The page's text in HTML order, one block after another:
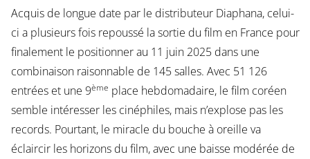
Acquis de longue date par le distributeur Diaphana, celui-
ci a plusieurs fois repoussé la sortie du film en France pour
finalement le positionner au 11 juin 2025 dans une
combinaison raisonnable de 145 salles. Avec 51 126
entrées et une 9ème place hebdomadaire, le film coréen
semble intéresser les cinéphiles, mais n’explose pas les
records. Pourtant, le miracle du bouche à oreille va
éclaircir les horizons du film, avec une baisse modérée de